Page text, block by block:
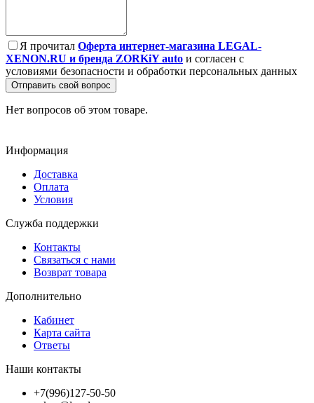
Я прочитал Оферта интернет-магазина LEGAL-
XENON.RU и бренда ZORKiY auto и согласен с
условиями безопасности и обработки персональных данных
Отправить свой вопрос
Нет вопросов об этом товаре.
Информация
Доставка
Оплата
Условия
Служба поддержки
Контакты
Связаться с нами
Возврат товара
Дополнительно
Кабинет
Карта сайта
Ответы
Наши контакты
+7(996)127-50-50